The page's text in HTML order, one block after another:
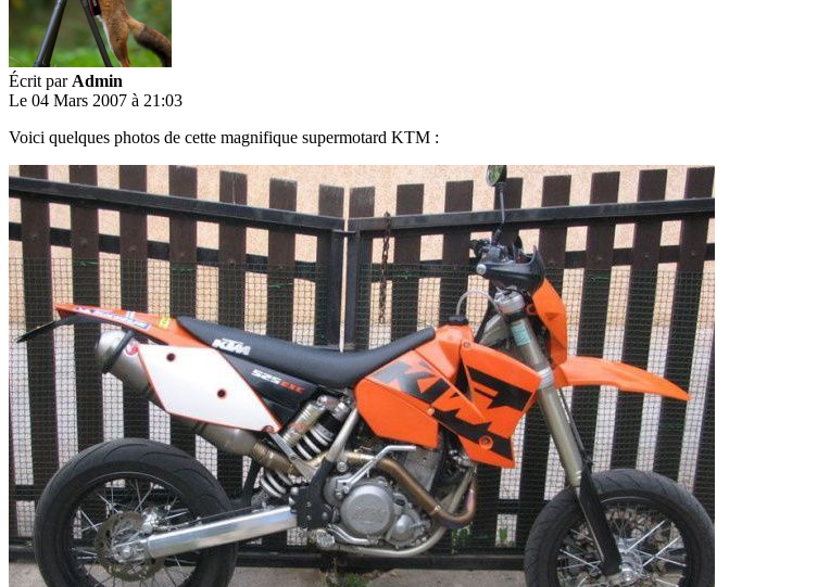
Écrit par Admin
Le 04 Mars 2007 à 21:03
Voici quelques photos de cette magnifique supermotard KTM :